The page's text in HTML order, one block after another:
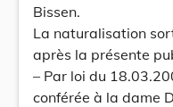
Bissen.
La naturalisation
après la présente
– Par loi du
conférée à la dame